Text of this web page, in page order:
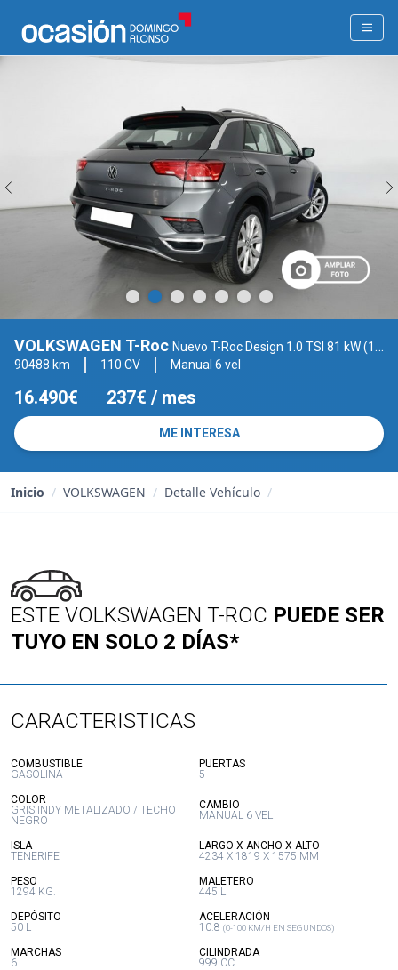
VOLKSWAGEN T-Roc Nuevo T-Roc Design 1.0 TSI 81 kW (110CV) SG6 con llanta de 18" (A113CX33CO2)
90488 km
110 CV Manual 6 vel
16.490€ 237€ / mes
ME INTERESA
Inicio / VOLKSWAGEN / Detalle Vehículo /
ESTE VOLKSWAGEN T-ROC PUEDE SER
TUYO EN SOLO 2 DÍAS*
CARACTERISTICAS
COMBUSTIBLE:
GASOLINA
PUERTAS:
5
COLOR
GRIS INDY METALIZADO / TECHO
NEGRO
CAMBIO
MANUAL 6 VEL
ISLA:
TENERIFE
LARGO X ANCHO X ALTO
4234 X 1819 X 1575 MM
PESO
1294 KG.
MALETERO
445 L
DEPÓSITO
50 L
ACELERACIÓN
10.8 (0-100 KM/H EN SEGUNDOS)
MARCHAS:
6
CILINDRADA:
999 CC